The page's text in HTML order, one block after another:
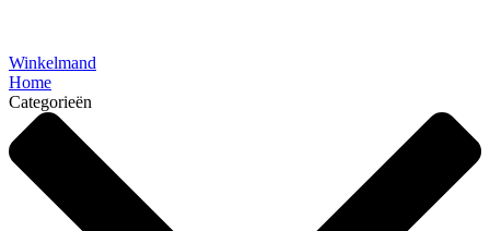
Winkelmand
Home
Categorieën